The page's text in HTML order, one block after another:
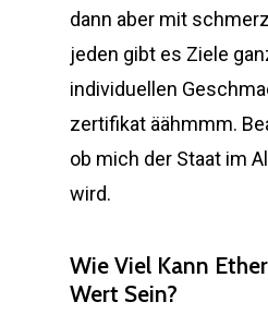
dann aber mit
jeden gibt es Ziele
individuellen
zertifikat äähmmm.
ob mich der Staat im
wird.
Wie Viel Kann
Wert Sein?